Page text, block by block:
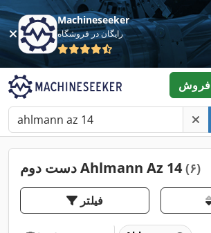
Machineseeker
رایگان در فروشگاه
فروش
دست دوم Ahlmann Az 14 (۶)
فیلتر